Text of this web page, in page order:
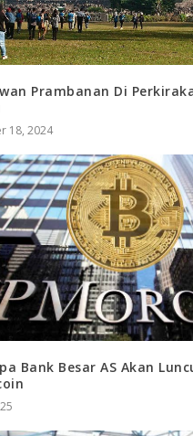
Prambanan Di
18, 2024
Bank Besar AS Akan